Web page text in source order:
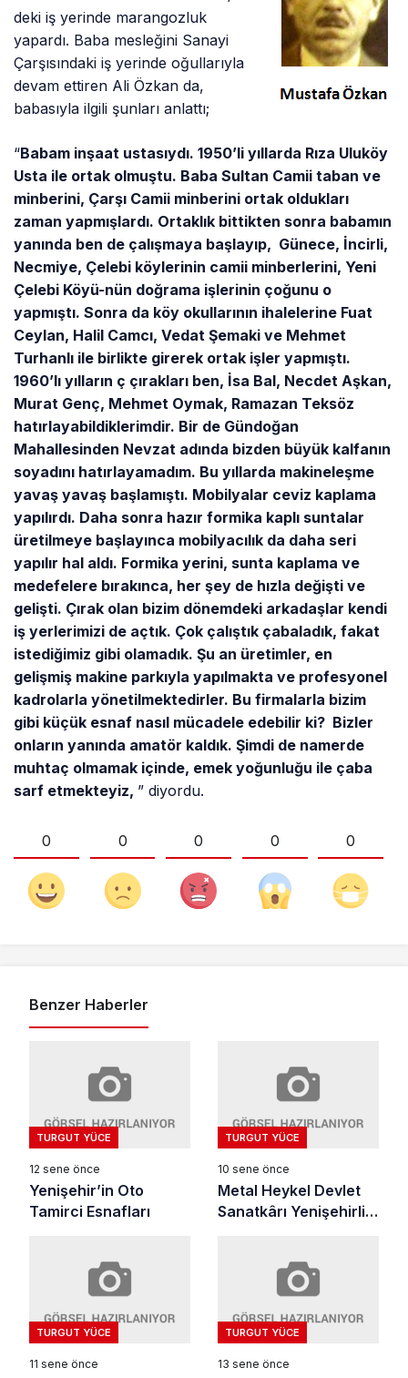
deki iş yerinde marangozluk
yapardı. Baba mesleğini Sanayi
Çarşısındaki iş yerinde oğullarıyla
devam ettiren Ali Özkan da,
babasıyla ilgili şunları anlattı;
“Babam inşaat ustasıydı. 1950’li yıllarda Rıza Uluköy
Usta ile ortak olmuştu. Baba Sultan Camii taban ve
minberini, Çarşı Camii minberini ortak oldukları
zaman yapmışlardı. Ortaklık bittikten sonra babamın
yanında ben de çalışmaya başlayıp, Günece, İncirli,
Necmiye, Çelebi köylerinin camii minberlerini, Yeni
Çelebi Köyü-nün doğrama işlerinin çoğunu o
yapmıştı. Sonra da köy okullarının ihalelerine Fuat
Ceylan, Halil Camcı, Vedat Şemaki ve Mehmet
Turhanlı ile birlikte girerek ortak işler yapmıştı.
1960’lı yılların ç çırakları ben, İsa Bal, Necdet Aşkan,
Murat Genç, Mehmet Oymak, Ramazan Teksöz
hatırlayabildiklerimdir. Bir de Gündoğan
Mahallesinden Nevzat adında bizden büyük kalfanın
soyadını hatırlayamadım. Bu yıllarda makineleşme
yavaş yavaş başlamıştı. Mobilyalar ceviz kaplama
yapılırdı. Daha sonra hazır formika kaplı suntalar
üretilmeye başlayınca mobilyacılık da daha seri
yapılır hal aldı. Formika yerini, sunta kaplama ve
medefelere bırakınca, her şey de hızla değişti ve
gelişti. Çırak olan bizim dönemdeki arkadaşlar kendi
iş yerlerimizi de açtık. Çok çalıştık çabaladık, fakat
istediğimiz gibi olamadık. Şu an üretimler, en
gelişmiş makine parkıyla yapılmakta ve profesyonel
kadrolarla yönetilmektedirler. Bu firmalarla bizim
gibi küçük esnaf nasıl mücadele edebilir ki? Bizler
onların yanında amatör kaldık. Şimdi de namerde
muhtaç olmamak içinde, emek yoğunluğu ile çaba
sarf etmekteyiz, ” diyordu.
0 0 0 0 0
Benzer Haberler
TURGUT YÜCE
12 sene önce
Yenişehir’in Oto
Tamirci Esnafları
TURGUT YÜCE
10 sene önce
Metal Heykel Devlet
Sanatkârı Yenişehirli
TURGUT YÜCE
11 sene önce
TURGUT YÜCE
13 sene önce